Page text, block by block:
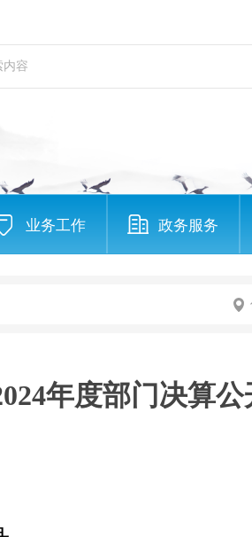
业务工作 政务服务
年度部门决算公